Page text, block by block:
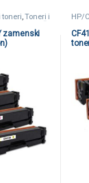
toneri,Toneri i
i kertridži
zamenski
HP/